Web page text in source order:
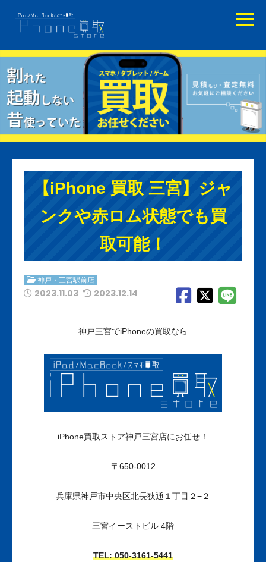
【iPhone 買取 三宮】ジャ
ンクや赤ロム状態でも買
取可能！
神戸・三宮駅前店
2023.11.03 2023.12.14
神戸三宮でiPhoneの買取なら
iPhone買取ストア神戸三宮店にお任せ！
〒650-0012
兵庫県神戸市中央区北長狭通１丁目２−２
三宮イーストビル 4階
TEL: 050-3161-5441